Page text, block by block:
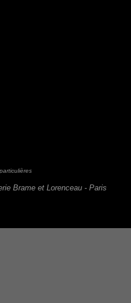
Brame et Lorenceau - Paris